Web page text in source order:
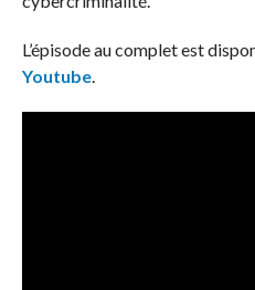
L’épisode au complet est
Youtube.